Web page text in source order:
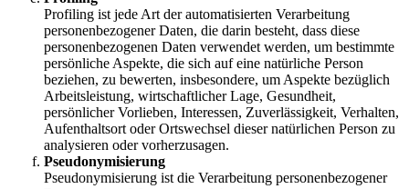
Profiling ist jede Art der automatisierten Verarbeitung
personenbezogener Daten, die darin besteht, dass diese
personenbezogenen Daten verwendet werden, um bestimmte
persönliche Aspekte, die sich auf eine natürliche Person
beziehen, zu bewerten, insbesondere, um Aspekte bezüglich
Arbeitsleistung, wirtschaftlicher Lage, Gesundheit,
persönlicher Vorlieben, Interessen, Zuverlässigkeit, Verhalten,
Aufenthaltsort oder Ortswechsel dieser natürlichen Person zu
analysieren oder vorherzusagen.
Pseudonymisierung
Pseudonymisierung ist die Verarbeitung personenbezogener